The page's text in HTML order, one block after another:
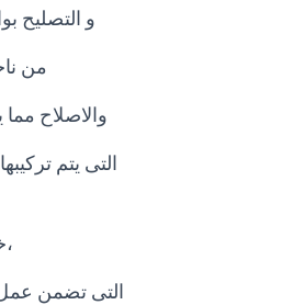
و التصليح
من
والاصلاح
التى يتم
التى تضمن